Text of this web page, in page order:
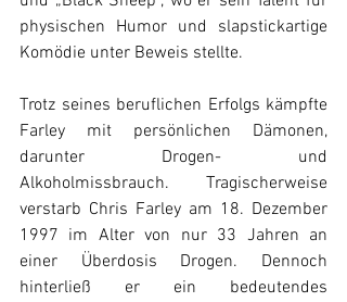
physischen Humor und slapstickartige
Komödie unter Beweis stellte.
Trotz seines beruflichen Erfolgs kämpfte
Farley mit persönlichen Dämonen,
darunter Drogen- und
Alkoholmissbrauch. Tragischerweise
verstarb Chris Farley am 18. Dezember
1997 im Alter von nur 33 Jahren an
einer Überdosis Drogen. Dennoch
hinterließ er ein bedeutendes